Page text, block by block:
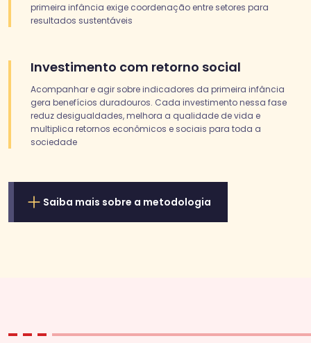
primeira infância exige coordenação entre setores para
resultados sustentáveis
Investimento com retorno social
Acompanhar e agir sobre indicadores da primeira infância
gera benefícios duradouros. Cada investimento nessa fase
reduz desigualdades, melhora a qualidade de vida e
multiplica retornos econômicos e sociais para toda a
sociedade
Saiba mais sobre a metodologia